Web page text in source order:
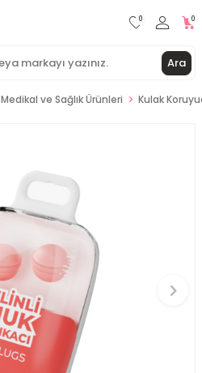
Ara
0 0
Medikal ve Sağlık Ürünleri Kulak